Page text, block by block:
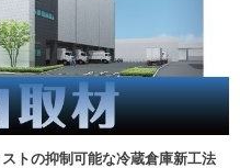
トの抑制可能な冷蔵倉庫新工法